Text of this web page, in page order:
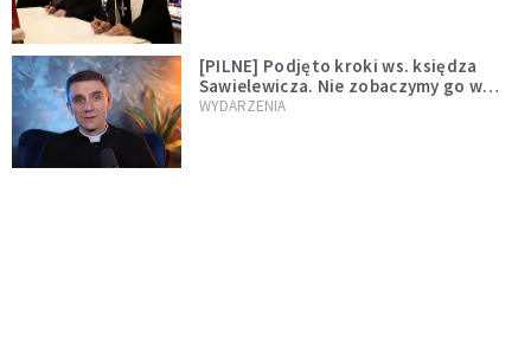
[PILNE] Podjęto kroki ws. księdza
Sawielewicza. Nie zobaczymy go w
mediach
WYDARZENIA